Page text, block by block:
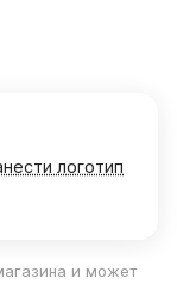
логотип
и может